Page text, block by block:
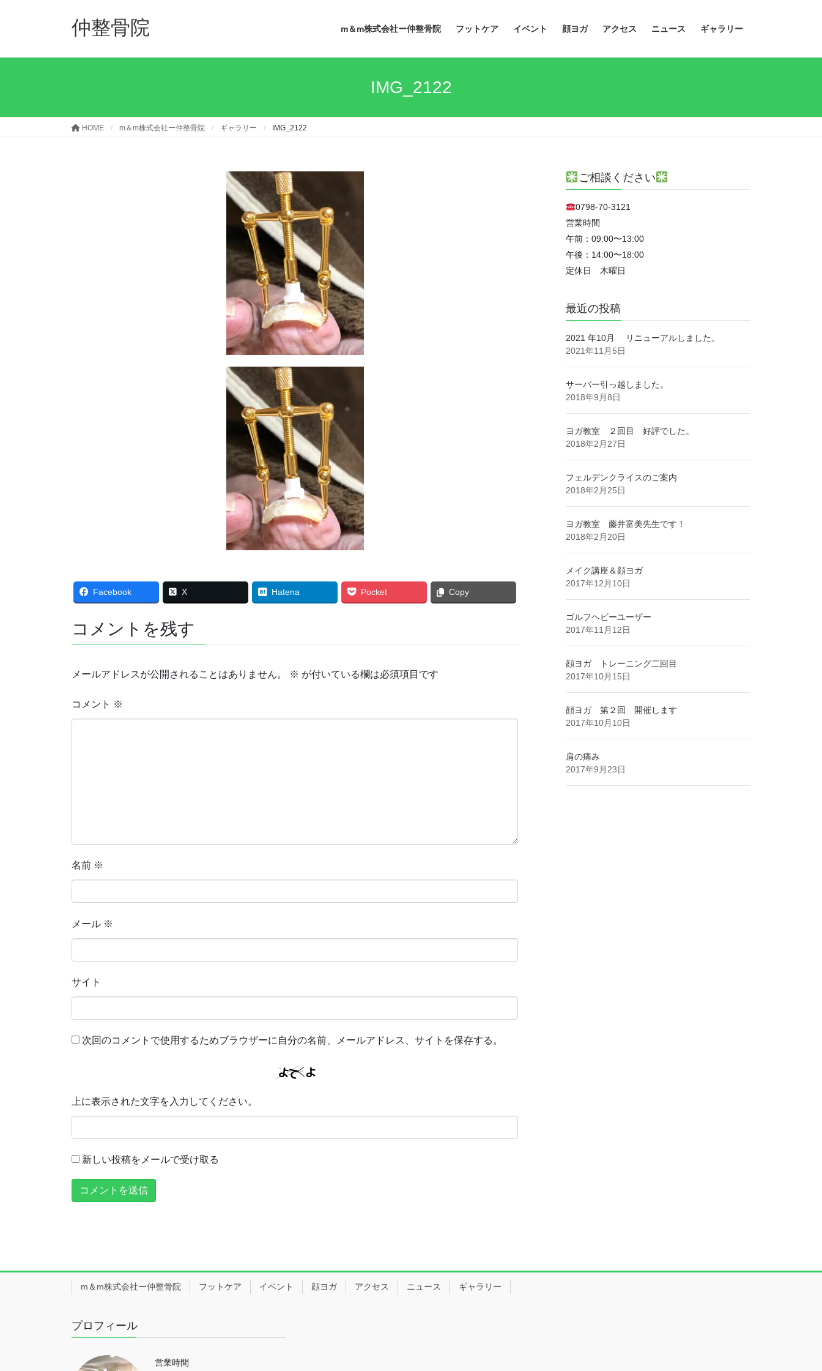
仲整骨院 m＆m株式会社ー仲整骨院 フットケア イベント 顔ヨガ アクセス ニュース ギャラリー
IMG_2122
HOME m＆m株式会社ー仲整骨院 ギャラリー IMG_2122
Facebook X Hatena Pocket Copy
コメントを残す
メールアドレスが公開されることはありません。 ※ が付いている欄は必須項目です
コメント ※
名前 ※
メール ※
サイト
次回のコメントで使用するためブラウザーに自分の名前、メールアドレス、サイトを保存する。
上に表示された文字を入力してください。
新しい投稿をメールで受け取る
ご相談ください
0798-70-3121
営業時間
午前：09:00〜13:00
午後：14:00〜18:00
定休日 木曜日
最近の投稿
2021 年10月 リニューアルしました。
2021年11月5日
サーバー引っ越しました。
2018年9月8日
ヨガ教室 ２回目 好評でした。
2018年2月27日
フェルデンクライスのご案内
2018年2月25日
ヨガ教室 藤井富美先生です！
2018年2月20日
メイク講座＆顔ヨガ
2017年12月10日
ゴルフヘビーユーザー
2017年11月12日
顔ヨガ トレーニング二回目
2017年10月15日
顔ヨガ 第２回 開催します
2017年10月10日
肩の痛み
2017年9月23日
m＆m株式会社ー仲整骨院 フットケア イベント 顔ヨガ アクセス ニュース ギャラリー
プロフィール
営業時間